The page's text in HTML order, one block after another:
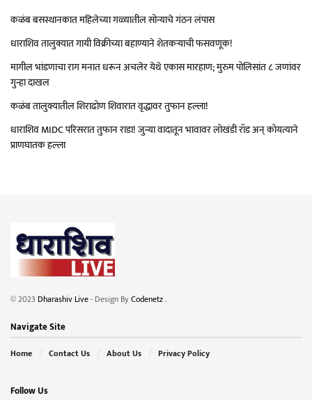
कळंब बसस्थानकात महिलेच्या गळ्यातील सोन्याचे गंठन लंपास
धाराशिव तालुक्यात गायी विक्रीच्या बहाण्याने शेतकऱ्याची फसवणूक!
मागील भांडणाचा राग मनात धरून अचलेर येथे एकास मारहाण; मुरुम पोलिसांत ८ जणांवर
गुन्हा दाखल
कळंब तालुक्यातील शिराढोण शिवारात वृद्धावर तुफान हल्ला!
धाराशिव MIDC परिसरात तुफान राडा! जुन्या वादातून भावावर लोखंडी रॉड अन् कोयत्याने
प्राणघातक हल्ला
© 2023 Dharashiv Live- Design ByCodenetz.
Navigate Site
Home Contact Us About Us Privacy Policy
Follow Us